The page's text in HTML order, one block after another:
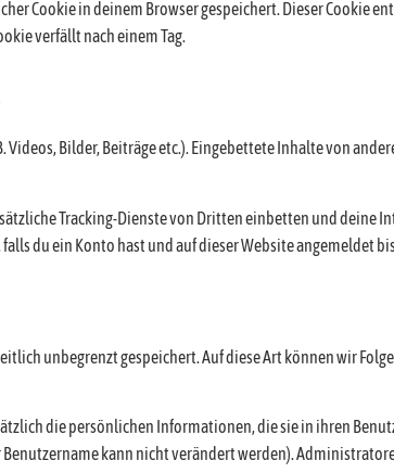
Cookie in deinem Browser gespeichert. Dieser Cookie
verfällt nach einem Tag.
Bilder, Beiträge etc.). Eingebettete Inhalte von
Tracking-Dienste von Dritten einbetten und
du ein Konto hast und auf dieser Website angemeldet
unbegrenzt gespeichert. Auf diese Art können wir
die persönlichen Informationen, die sie in ihren
kann nicht verändert werden).